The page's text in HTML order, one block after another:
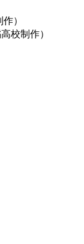
）
橘高校制作）